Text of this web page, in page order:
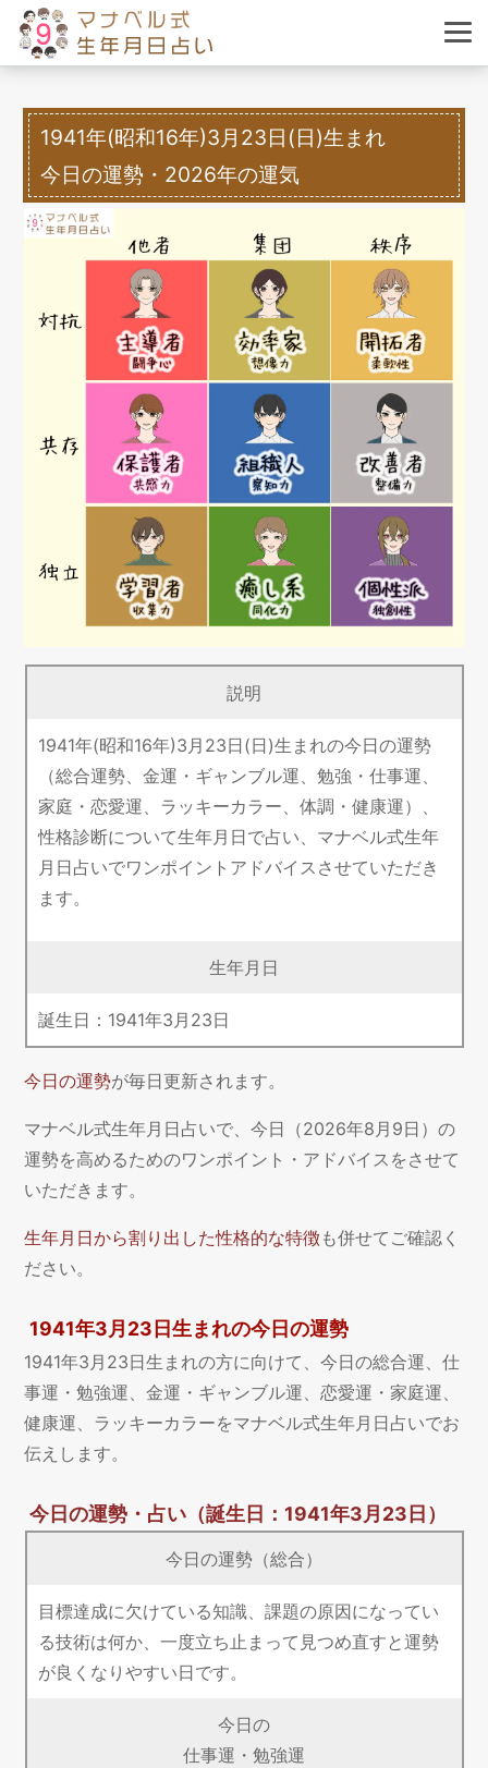
1941年(昭和16年)3月23日(日)生まれ
今日の運勢・2026年の運気
説明
1941年(昭和16年)3月23日(日)生まれの今日の運勢
（総合運勢、金運・ギャンブル運、勉強・仕事運、
家庭・恋愛運、ラッキーカラー、体調・健康運）、
性格診断について生年月日で占い、マナベル式生年
月日占いでワンポイントアドバイスさせていただき
ます。
生年月日
誕生日： 1941年3 月 23日
今日の運勢が毎日更新されます。
マナベル式生年月日占いで、今日（2026年8月9日）の
運勢を高めるためのワンポイント・アドバイスをさせて
いただきます。
生年月日から割り出した性格的な特徴も併せてご確認く
ださい。
1941年3月23日生まれの今日の運勢
1941年3月23日生まれの方に向けて、今日の総合運、仕
事運・勉強運、金運・ギャンブル運、恋愛運・家庭運、
健康運、ラッキーカラーをマナベル式生年月日占いでお
伝えします。
今日の運勢・占い（誕生日：1941年3月23日）
今日の運勢（総合）
目標達成に欠けている知識、課題の原因になってい
る技術は何か、一度立ち止まって見つめ直すと運勢
が良くなりやすい日です。
今日の
仕事運・勉強運